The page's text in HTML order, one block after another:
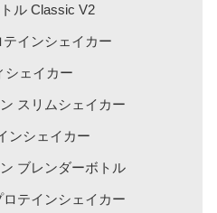
ル Classic V2
インシェイカー
シェイカー
スリムシェイカー
ンシェイカー
ブレンダーボトル
テインシェイカー